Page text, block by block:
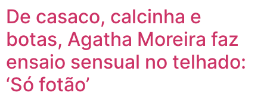
De casaco, calcinha e
botas, Agatha Moreira faz
ensaio sensual no telhado:
‘Só fotão’